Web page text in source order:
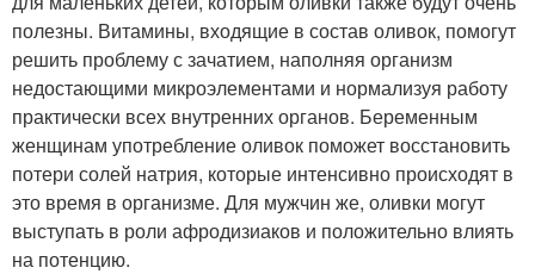
полезны. Витамины, входящие в состав оливок, помогут
решить проблему с зачатием, наполняя организм
недостающими микроэлементами и нормализуя работу
практически всех внутренних органов. Беременным
женщинам употребление оливок поможет восстановить
потери солей натрия, которые интенсивно происходят в
это время в организме. Для мужчин же, оливки могут
выступать в роли афродизиаков и положительно влиять
на потенцию.